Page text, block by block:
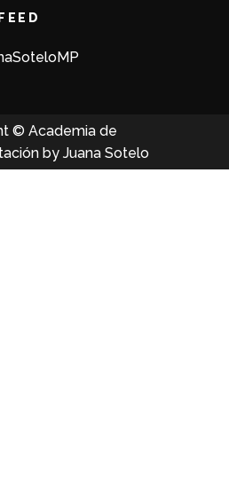
© Academia de
by Juana Sotelo